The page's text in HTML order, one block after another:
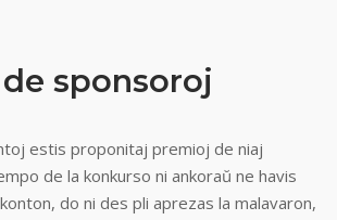
sponsoroj
estis proponitaj premioj de niaj
de la konkurso ni ankoraŭ ne havis
do ni des pli aprezas la malavaron,